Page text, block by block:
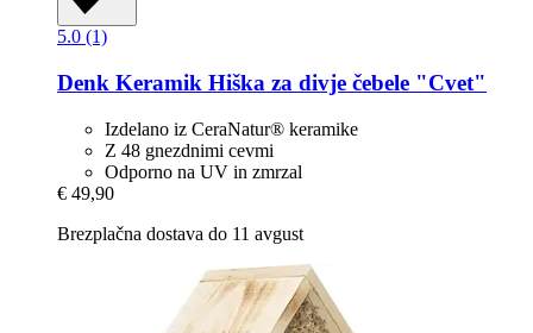
5.0 (1)
Denk Keramik Hiška za divje čebele "Cvet"
Izdelano iz CeraNatur® keramike
Z 48 gnezdnimi cevmi
Odporno na UV in zmrzal
€ 49,90
Brezplačna dostava do 11 avgust